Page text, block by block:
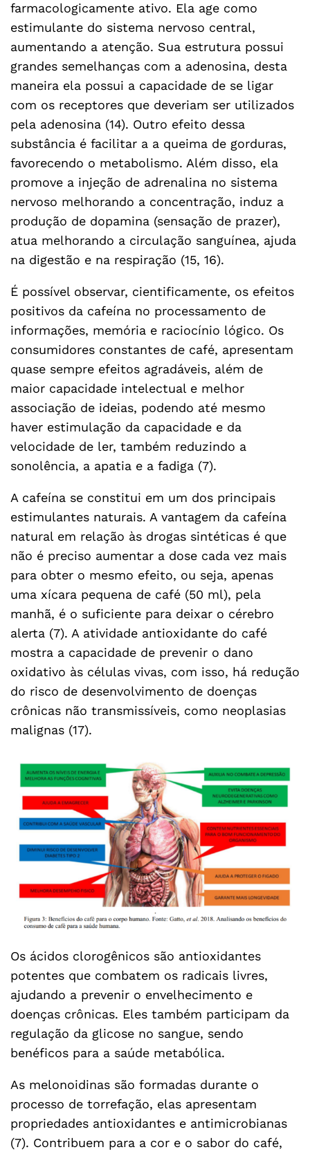
farmacologicamente ativo. Ela age como
estimulante do sistema nervoso central,
aumentando a atenção. Sua estrutura possui
grandes semelhanças com a adenosina, desta
maneira ela possui a capacidade de se ligar
com os receptores que deveriam ser utilizados
pela adenosina (14). Outro efeito dessa
substância é facilitar a a queima de gorduras,
favorecendo o metabolismo. Além disso, ela
promove a injeção de adrenalina no sistema
nervoso melhorando a concentração, induz a
produção de dopamina (sensação de prazer),
atua melhorando a circulação sanguínea, ajuda
na digestão e na respiração (15, 16).
É possível observar, cientificamente, os efeitos
positivos da cafeína no processamento de
informações, memória e raciocínio lógico. Os
consumidores constantes de café, apresentam
quase sempre efeitos agradáveis, além de
maior capacidade intelectual e melhor
associação de ideias, podendo até mesmo
haver estimulação da capacidade e da
velocidade de ler, também reduzindo a
sonolência, a apatia e a fadiga (7).
A cafeína se constitui em um dos principais
estimulantes naturais. A vantagem da cafeína
natural em relação às drogas sintéticas é que
não é preciso aumentar a dose cada vez mais
para obter o mesmo efeito, ou seja, apenas
uma xícara pequena de café (50 ml), pela
manhã, é o suficiente para deixar o cérebro
alerta (7). A atividade antioxidante do café
mostra a capacidade de prevenir o dano
oxidativo às células vivas, com isso, há redução
do risco de desenvolvimento de doenças
crônicas não transmissíveis, como neoplasias
malignas (17).
Os ácidos clorogênicos são antioxidantes
potentes que combatem os radicais livres,
ajudando a prevenir o envelhecimento e
doenças crônicas. Eles também participam da
regulação da glicose no sangue, sendo
benéficos para a saúde metabólica.
As melonoidinas são formadas durante o
processo de torrefação, elas apresentam
propriedades antioxidantes e antimicrobianas
(7). Contribuem para a cor e o sabor do café,